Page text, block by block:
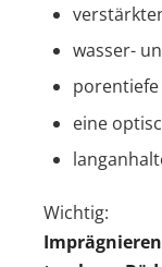
wasser-
eine
Wichtig: